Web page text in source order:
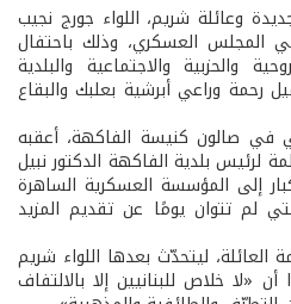
وعائلة شريم، اللواء جورج نجيب
المجلس العسكري، وذلك باحتفال
والحزبية والاجتماعية والبلدية
رحمة وراعي أبرشية بعلبك والبقاع
في صالون كنيسة الفاكهة، أعقبه
لرئيس بلدية الفاكهة الدكتور نبيل
إلى المؤسسة العسكرية الساهرة
لم تتوان يومًا عن تقديم المزيد
ليتحدّث بعدها اللواء شريم
«لا خلاص للبنانيين إلا بالالتفاف